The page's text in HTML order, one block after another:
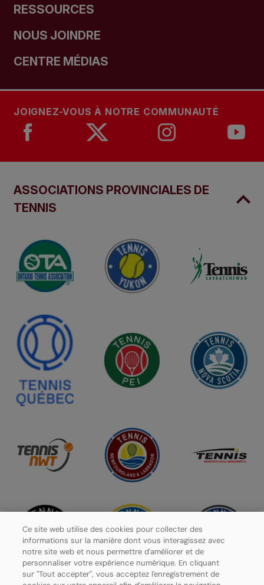
RESSOURCES
NOUS JOINDRE
CENTRE MÉDIAS
JOIGNEZ-VOUS À NOTRE COMMUNAUTÉ
ASSOCIATIONS PROVINCIALES DE
TENNIS
Ce site web utilise des cookies pour collecter des
informations sur la manière dont vous interagissez avec
notre site web et nous permettre d'améliorer et de
personnaliser votre expérience numérique. En cliquant
sur "Tout accepter", vous acceptez l'enregistrement de